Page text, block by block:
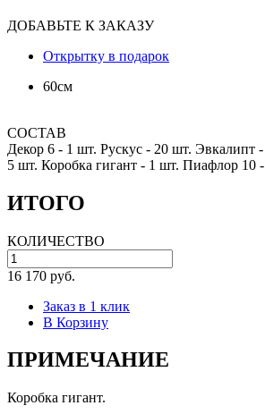
ДОБАВЬТЕ К ЗАКАЗУ
Открытку в подарок
60см
СОСТАВ
Декор 6 - 1 шт. Рускус - 20 шт. Эвкалипт -
5 шт. Коробка гигант - 1 шт. Пиафлор 10 -
ИТОГО
КОЛИЧЕСТВО
16 170 руб.
Заказ в 1 клик
В Корзину
ПРИМЕЧАНИЕ
Коробка гигант.